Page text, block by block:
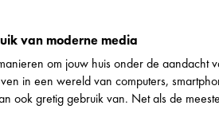
van moderne media
om jouw huis onder de aandacht
in een wereld van computers,
ook gretig gebruik van. Net als de meeste